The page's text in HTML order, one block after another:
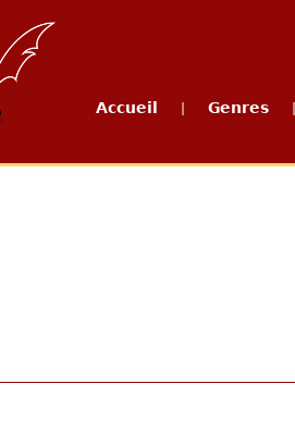
Accueil Genres